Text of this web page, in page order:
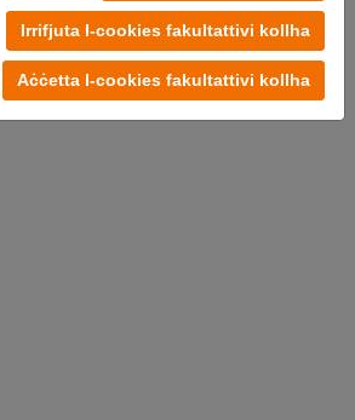
Irrifjuta l-cookies fakultattivi kollha
Aċċetta l-cookies fakultattivi kollha
Ipprova b'xejn issa
Termini u Kundizzjonijiet